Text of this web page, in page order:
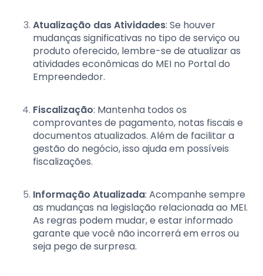
Atualização das Atividades: Se houver
mudanças significativas no tipo de serviço ou
produto oferecido, lembre-se de atualizar as
atividades econômicas do MEI no Portal do
Empreendedor.
Fiscalização: Mantenha todos os
comprovantes de pagamento, notas fiscais e
documentos atualizados. Além de facilitar a
gestão do negócio, isso ajuda em possíveis
fiscalizações.
Informação Atualizada: Acompanhe sempre
as mudanças na legislação relacionada ao MEI.
As regras podem mudar, e estar informado
garante que você não incorrerá em erros ou
seja pego de surpresa.